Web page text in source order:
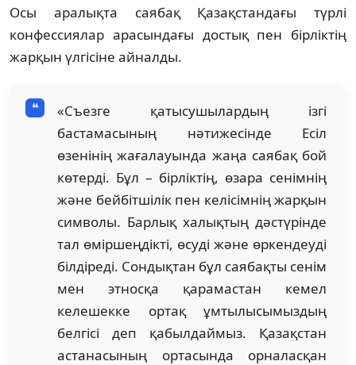
Осы аралықта саябақ Қазақстандағы түрлі
конфессиялар арасындағы достық пен бірліктің
жарқын үлгісіне айналды.
«Съезге қатысушылардың ізгі
бастамасының нәтижесінде Есіл
өзенінің жағалауында жаңа саябақ бой
көтерді. Бұл – бірліктің, өзара сенімнің
және бейбітшілік пен келісімнің жарқын
символы. Барлық халықтың дәстүрінде
тал өміршеңдікті, өсуді және өркендеуді
білдіреді. Сондықтан бұл саябақты сенім
мен этносқа қарамастан кемел
келешекке ортақ ұмтылысымыздың
белгісі деп қабылдаймыз. Қазақстан
астанасының ортасында орналасқан